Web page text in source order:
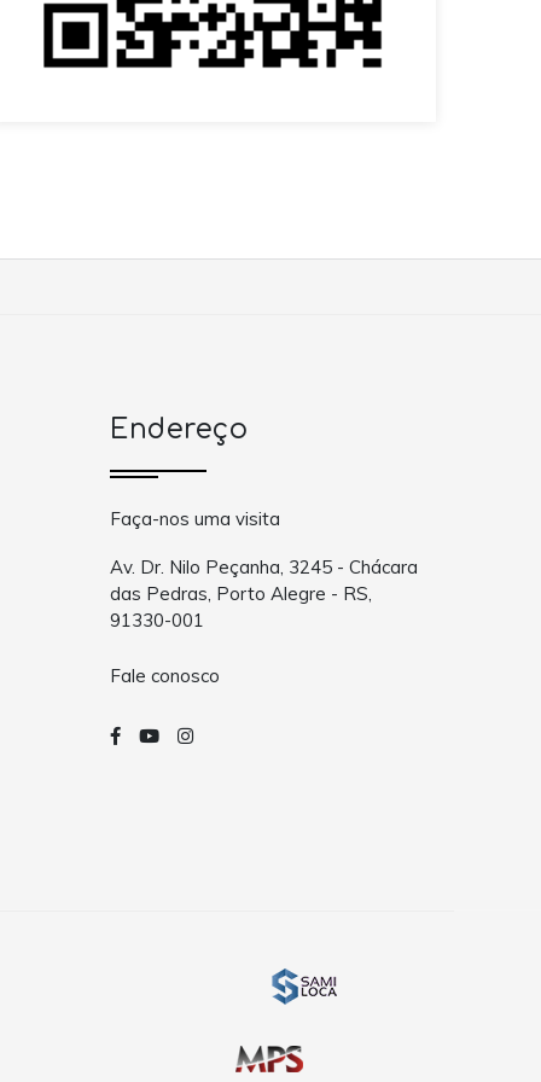
Endereço
Faça-nos uma visita
Av. Dr. Nilo Peçanha, 3245 - Chácara
das Pedras, Porto Alegre - RS,
91330-001
Fale conosco